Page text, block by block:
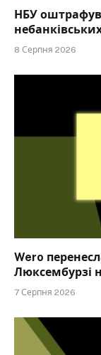
НБУ
8 Серпня 2026
Wero
Люксембурзі
7 Серпня 2026